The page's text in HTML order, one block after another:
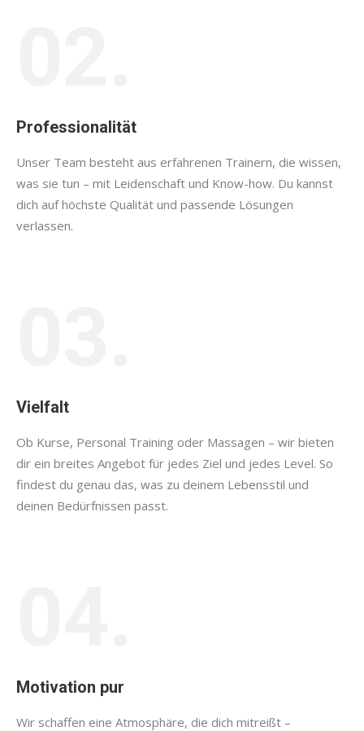
Professionalität
Unser Team besteht aus erfahrenen Trainern, die wissen,
was sie tun – mit Leidenschaft und Know-how. Du kannst
dich auf höchste Qualität und passende Lösungen
verlassen.
Vielfalt
Ob Kurse, Personal Training oder Massagen – wir bieten
dir ein breites Angebot für jedes Ziel und jedes Level. So
findest du genau das, was zu deinem Lebensstil und
deinen Bedürfnissen passt.
Motivation pur
Wir schaffen eine Atmosphäre, die dich mitreißt –